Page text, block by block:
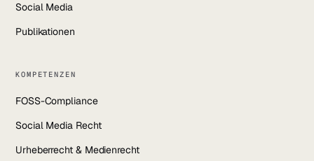
Social Media
Publikationen
KOMPETENZEN
FOSS-Compliance
Social Media Recht
Urheberrecht & Medienrecht